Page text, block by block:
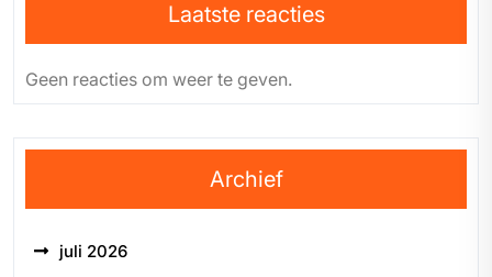
Laatste reacties
Geen reacties om weer te geven.
Archief
juli 2026